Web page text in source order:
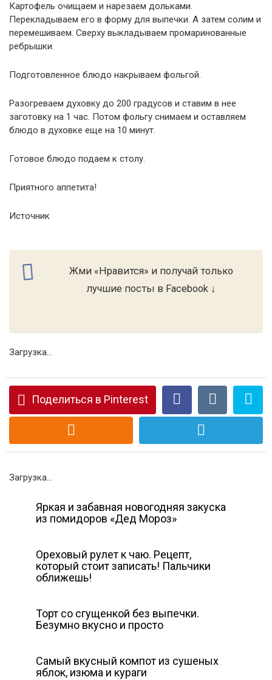
Картофель очищаем и нарезаем дольками.
Перекладываем его в форму для выпечки. А затем солим и
перемешиваем. Сверху выкладываем промаринованные
ребрышки.
Подготовленное блюдо накрываем фольгой.
Разогреваем духовку до 200 градусов и ставим в нее
заготовку на 1 час. Потом фольгу снимаем и оставляем
блюдо в духовке еще на 10 минут.
Готовое блюдо подаем к столу.
Приятного аппетита!
Источник
Жми «Нравится» и получай только
лучшие посты в Facebook ↓
Загрузка...
Поделиться в Pinterest
Загрузка...
Яркая и забавная новогодняя закуска
из помидоров «Дед Мороз»
Ореховый рулет к чаю. Рецепт,
который стоит записать! Пальчики
оближешь!
Торт со сгущенкой без выпечки.
Безумно вкусно и просто
Самый вкусный компот из сушеных
яблок, изюма и кураги